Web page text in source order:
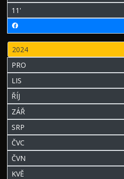
11'
2024
PRO
LIS
ŘÍJ
ZÁŘ
SRP
ČVC
ČVN
KVĚ